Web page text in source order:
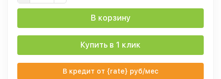
В корзину
Купить в 1 клик
В кредит от {rate} руб/мес